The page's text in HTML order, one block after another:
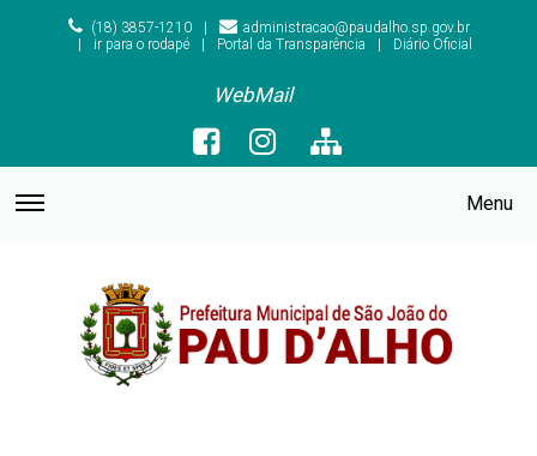
(18) 3857-1210
administracao@paudalho.sp.gov.br
ir para o rodapé
Portal da Transparência Diário Oficial
WebMail
Menu